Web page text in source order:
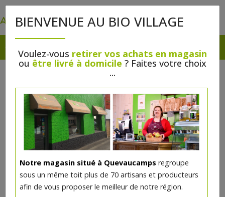
BIENVENUE AU BIO VILLAGE
Voulez-vous retirer vos achats en magasin
ou être livré à domicile ? Faites votre choix
...
Notre magasin situé à Quevaucamps regroupe
sous un même toit plus de 70 artisans et producteurs
afin de vous proposer le meilleur de notre région.